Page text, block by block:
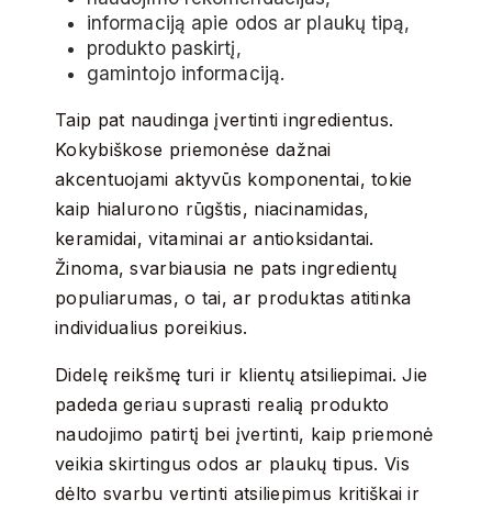
informaciją apie odos ar plaukų tipą,
produkto paskirtį,
gamintojo informaciją.
Taip pat naudinga įvertinti ingredientus.
Kokybiškose priemonėse dažnai
akcentuojami aktyvūs komponentai, tokie
kaip hialurono rūgštis, niacinamidas,
keramidai, vitaminai ar antioksidantai.
Žinoma, svarbiausia ne pats ingredientų
populiarumas, o tai, ar produktas atitinka
individualius poreikius.
Didelę reikšmę turi ir klientų atsiliepimai. Jie
padeda geriau suprasti realią produkto
naudojimo patirtį bei įvertinti, kaip priemonė
veikia skirtingus odos ar plaukų tipus. Vis
dėlto svarbu vertinti atsiliepimus kritiškai ir